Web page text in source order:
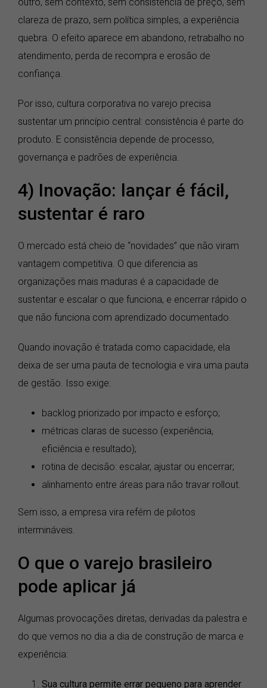
outro, sem contexto, sem consistência de preço, sem
clareza de prazo, sem política simples, a experiência
quebra. O efeito aparece em abandono, retrabalho no
atendimento, perda de recompra e erosão de
confiança.
Por isso, cultura corporativa no varejo precisa
sustentar um princípio central: consistência é parte do
produto. E consistência depende de processo,
governança e padrões de experiência.
4) Inovação: lançar é fácil,
sustentar é raro
O mercado está cheio de “novidades” que não viram
vantagem competitiva. O que diferencia as
organizações mais maduras é a capacidade de
sustentar e escalar o que funciona, e encerrar rápido o
que não funciona com aprendizado documentado.
Quando inovação é tratada como capacidade, ela
deixa de ser uma pauta de tecnologia e vira uma pauta
de gestão. Isso exige:
backlog priorizado por impacto e esforço;
métricas claras de sucesso (experiência,
eficiência e resultado);
rotina de decisão: escalar, ajustar ou encerrar;
alinhamento entre áreas para não travar rollout.
Sem isso, a empresa vira refém de pilotos
intermináveis.
O que o varejo brasileiro
pode aplicar já
Algumas provocações diretas, derivadas da palestra e
do que vemos no dia a dia de construção de marca e
experiência:
Sua cultura permite errar pequeno para aprender